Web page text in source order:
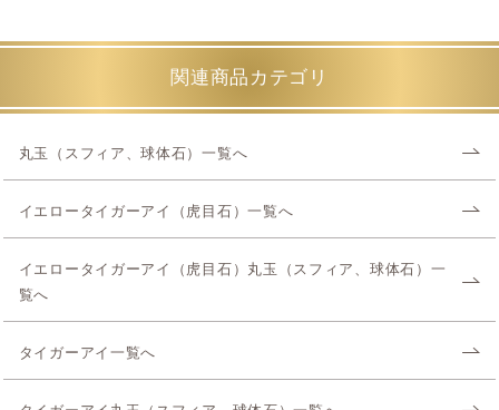
関連商品カテゴリ
丸玉（スフィア、球体石）一覧へ
イエロータイガーアイ（虎目石）一覧へ
イエロータイガーアイ（虎目石）丸玉（スフィア、球体石）一
覧へ
タイガーアイ一覧へ